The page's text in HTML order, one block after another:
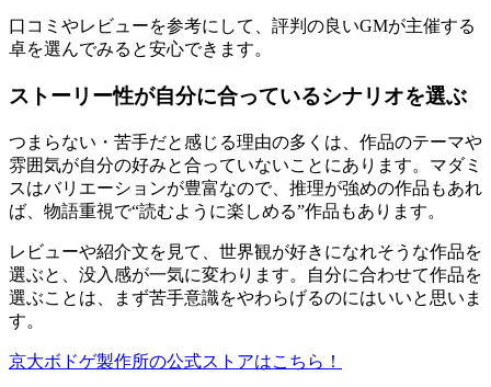
口コミやレビューを参考にして、評判の良いGMが主催する
卓を選んでみると安心できます。
ストーリー性が自分に合っているシナリオを選ぶ
つまらない・苦手だと感じる理由の多くは、作品のテーマや
雰囲気が自分の好みと合っていないことにあります。マダミ
スはバリエーションが豊富なので、推理が強めの作品もあれ
ば、物語重視で“読むように楽しめる”作品もあります。
レビューや紹介文を見て、世界観が好きになれそうな作品を
選ぶと、没入感が一気に変わります。自分に合わせて作品を
選ぶことは、まず苦手意識をやわらげるのにはいいと思いま
す。
京大ボドゲ製作所の公式ストアはこちら！